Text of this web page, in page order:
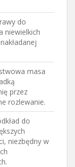
do
niewielkich
masa
przez
rozlewanie.
do
niezbędny w